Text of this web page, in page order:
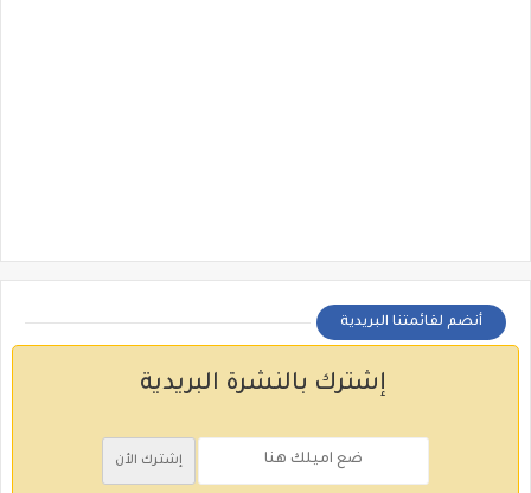
أنضم لقائمتنا البريدية
إشترك بالنشرة البريدية